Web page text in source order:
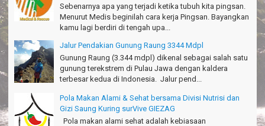
Sudrajat - Kuningan
エキサイティングなツアー。ありがとう Arief Pangandaran
Amazing palace
Hiromi - Fukusima Japan
Sebenarnya apa yang terjadi ketika tubuh kita pingsan.
Menurut Medis beginilah cara kerja Pingsan. Bayangkan
kamu lagi berdiri di tengah upa...
Jalur Pendakian Gunung Raung 3344 Mdpl
Gunung Raung (3.344 mdpl) dikenal sebagai salah satu
gunung terekstrem di Pulau Jawa dengan kaldera
terbesar kedua di Indonesia. Jalur pend...
Pola Makan Alami & Sehat bersama Divisi Nutrisi dan
Gizi Saung Kuring surVive GIEZAG
Pola makan alami sehat adalah kebiasaan